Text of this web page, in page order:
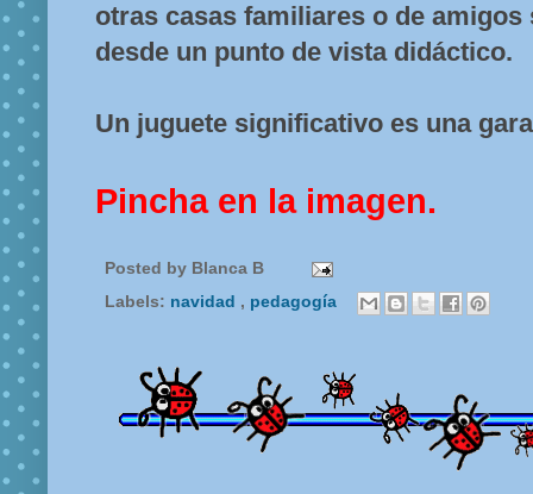
otras casas familiares o de
desde un punto de vista didáctico.
Un juguete significativo es una
Pincha en la imagen.
Posted by Blanca B
Labels: navidad , pedagogía